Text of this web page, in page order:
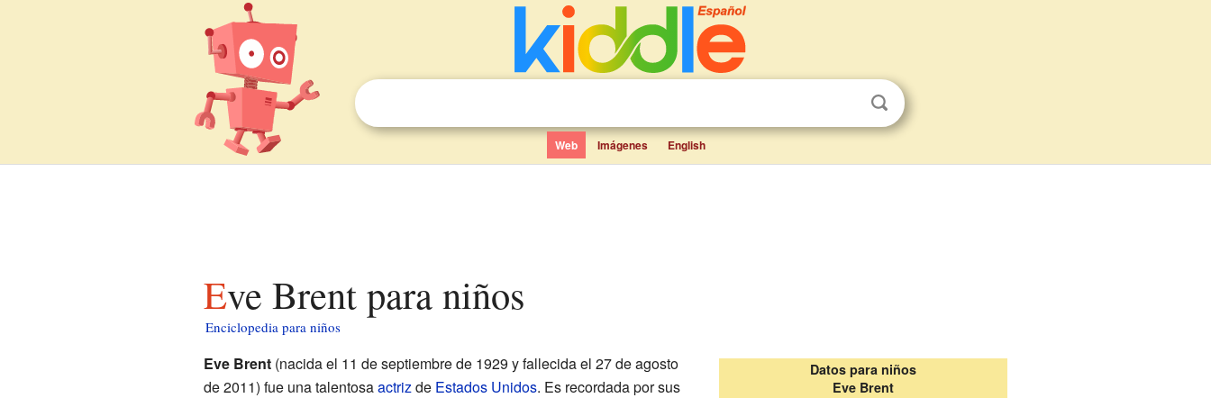
Web Imágenes English
Eve Brent para niños
Enciclopedia para niños
Datos para niños
Eve Brent
Eve Brent(nacida el 11 de septiembre de 1929 y fallecida el 27 de agosto
de 2011) fue una talentosaactrizde Estados Unidos. Es recordada por sus